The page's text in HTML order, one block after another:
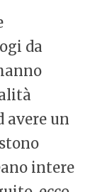
da
avere un
intere